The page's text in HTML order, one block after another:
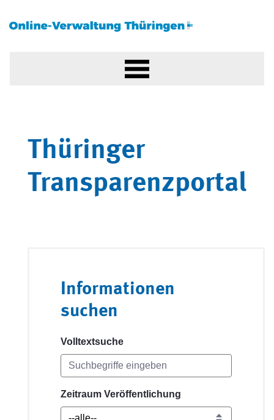
Thüringer
Transparenzportal
Informationen
suchen
Volltextsuche
Zeitraum Veröffentlichung